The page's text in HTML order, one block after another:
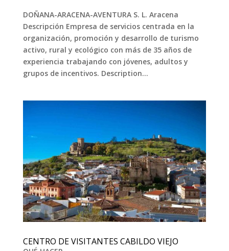
DOÑANA-ARACENA-AVENTURA S. L. Aracena
Descripción Empresa de servicios centrada en la
organización, promoción y desarrollo de turismo
activo, rural y ecológico con más de 35 años de
experiencia trabajando con jóvenes, adultos y
grupos de incentivos. Description...
CENTRO DE VISITANTES CABILDO VIEJO